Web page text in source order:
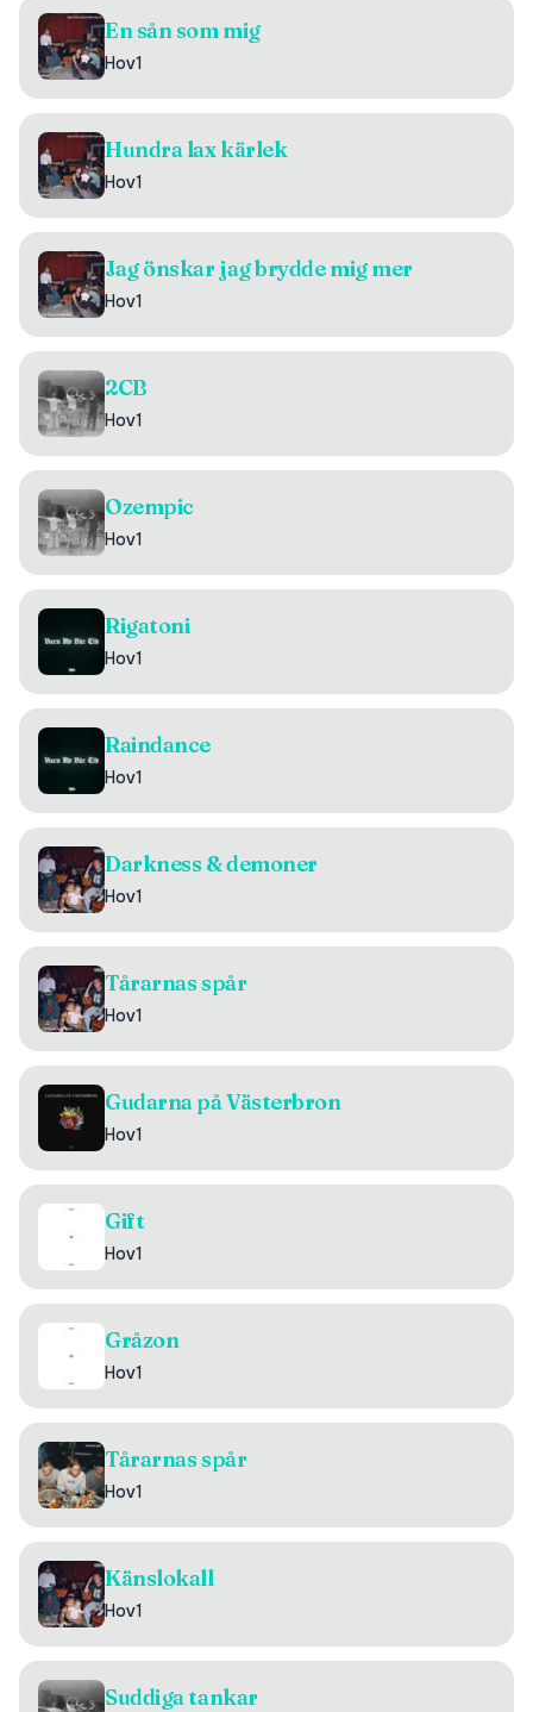
En sån som mig
Hov1
Hundra lax kärlek
Hov1
Jag önskar jag brydde mig mer
Hov1
2CB
Hov1
Ozempic
Hov1
Rigatoni
Hov1
Raindance
Hov1
Darkness & demoner
Hov1
Tårarnas spår
Hov1
Gudarna på Västerbron
Hov1
Gift
Hov1
Gråzon
Hov1
Tårarnas spår
Hov1
Känslokall
Hov1
Suddiga tankar